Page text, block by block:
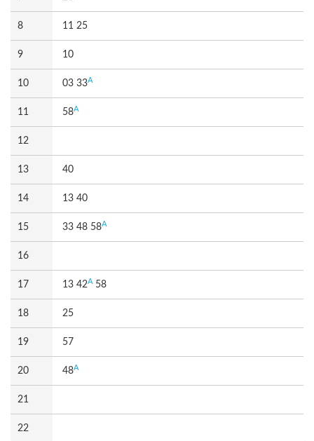
8 11 25
9 10
10 03 33A
11 58A
12
13 40
14 13 40
15 33 48 58A
16
17 13 42A58
18 25
19 57
20 48A
21
22